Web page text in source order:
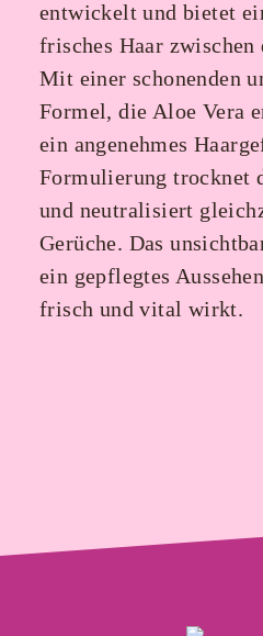
entwickelt und bietet
frisches Haar zwischen
Mit einer schonenden
Formel, die Aloe Vera
ein angenehmes
Formulierung trocknet
und neutralisiert
Gerüche. Das
ein gepflegtes
frisch und vital wirkt.